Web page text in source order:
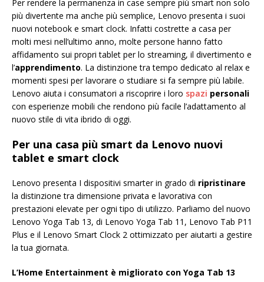
Per rendere la permanenza in case sempre più smart non solo
più divertente ma anche più semplice, Lenovo presenta i suoi
nuovi notebook e smart clock. Infatti costrette a casa per
molti mesi nell’ultimo anno, molte persone hanno fatto
affidamento sui propri tablet per lo streaming, il divertimento e
l’apprendimento. La distinzione tra tempo dedicato al relax e
momenti spesi per lavorare o studiare si fa sempre più labile.
Lenovo aiuta i consumatori a riscoprire i loro spazi personali
con esperienze mobili che rendono più facile l’adattamento al
nuovo stile di vita ibrido di oggi.
Per una casa più smart da Lenovo nuovi
tablet e smart clock
Lenovo presenta I dispositivi smarter in grado di ripristinare
la distinzione tra dimensione privata e lavorativa con
prestazioni elevate per ogni tipo di utilizzo. Parliamo del nuovo
Lenovo Yoga Tab 13, di Lenovo Yoga Tab 11, Lenovo Tab P11
Plus e il Lenovo Smart Clock 2 ottimizzato per aiutarti a gestire
la tua giornata.
L’Home Entertainment è migliorato con Yoga Tab 13